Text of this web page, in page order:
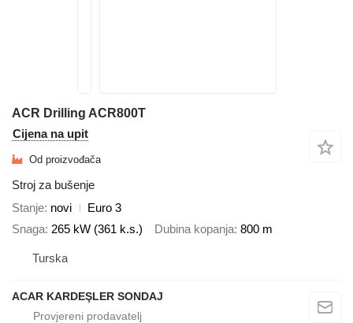
ACR Drilling ACR800T
Cijena na upit
Od proizvođača
Stroj za bušenje
Stanje novi
Euro 3
Snaga 265 kW (361 k.s.) Dubina kopanja 800 m
Turska
ACAR KARDEŞLER SONDAJ